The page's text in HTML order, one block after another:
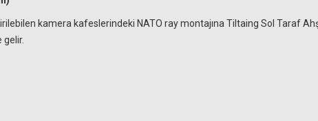
kamera kafeslerindeki NATO ray montajına Tiltaing Sol Taraf
gelir.